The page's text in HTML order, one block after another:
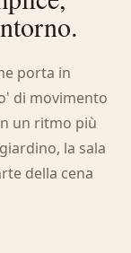
porta in
di movimento
un ritmo più
la sala
della cena